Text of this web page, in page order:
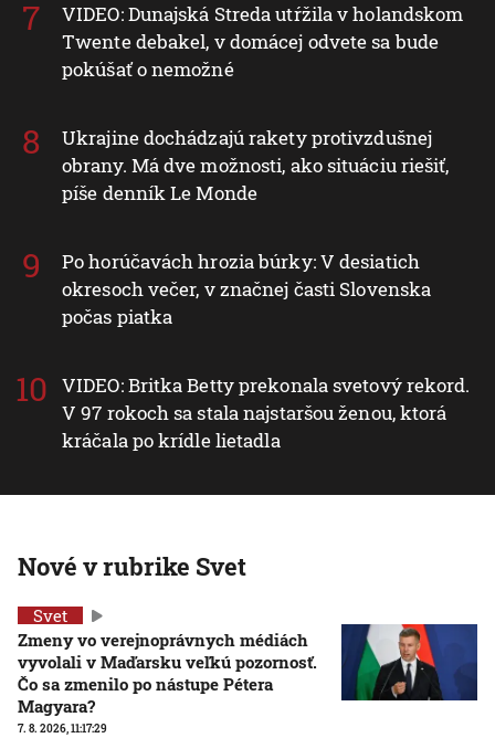
VIDEO: Dunajská Streda utŕžila v holandskom
Twente debakel, v domácej odvete sa bude
pokúšať o nemožné
Ukrajine dochádzajú rakety protivzdušnej
obrany. Má dve možnosti, ako situáciu riešiť,
píše denník Le Monde
Po horúčavách hrozia búrky: V desiatich
okresoch večer, v značnej časti Slovenska
počas piatka
VIDEO: Britka Betty prekonala svetový rekord.
V 97 rokoch sa stala najstaršou ženou, ktorá
kráčala po krídle lietadla
Nové v rubrike Svet
Svet
Zmeny vo verejnoprávnych médiách
vyvolali v Maďarsku veľkú pozornosť.
Čo sa zmenilo po nástupe Pétera
Magyara?
7. 8. 2026, 11:17:29